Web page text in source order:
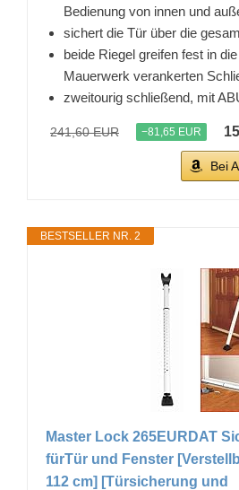
Bedienung von innen und
sichert die Tür über die
beide Riegel greifen fest in
Mauerwerk verankerten
zweitourig schließend, mit
241,60 EUR −81,65 EUR
Bei
BESTSELLER NR. 2
Master Lock 265EURDAT
fürTür und Fenster
112 cm] [Türsicherung und